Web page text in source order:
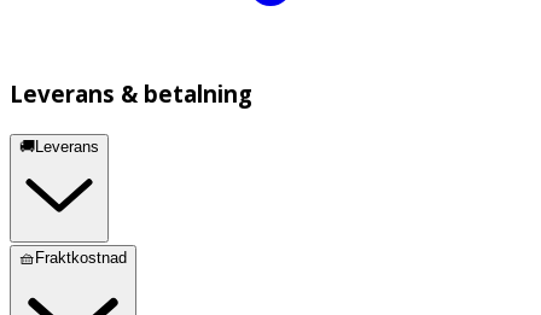
Leverans & betalning
🚚Leverans
🧺Fraktkostnad